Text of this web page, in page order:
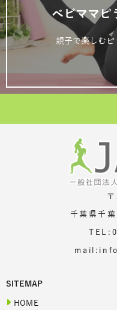
ベビママピ
親子で楽しむ
千葉県千
SITEMAP
HOME